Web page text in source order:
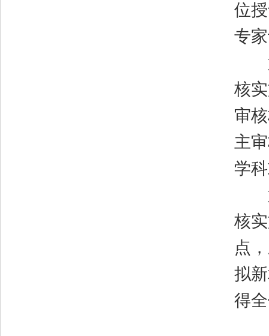
位
专
第
核
审
主
学
第
核
点
拟
得